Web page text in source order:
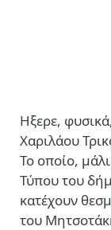
Ηξερε,
Χαριλάου
Το οποίο,
Τύπου του
κατέχουν
του